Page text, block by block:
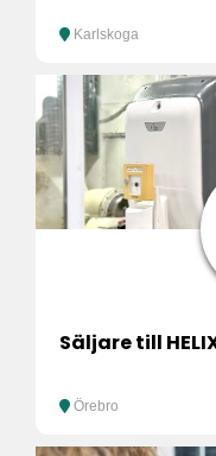
Karlskoga
Säljare till
Örebro